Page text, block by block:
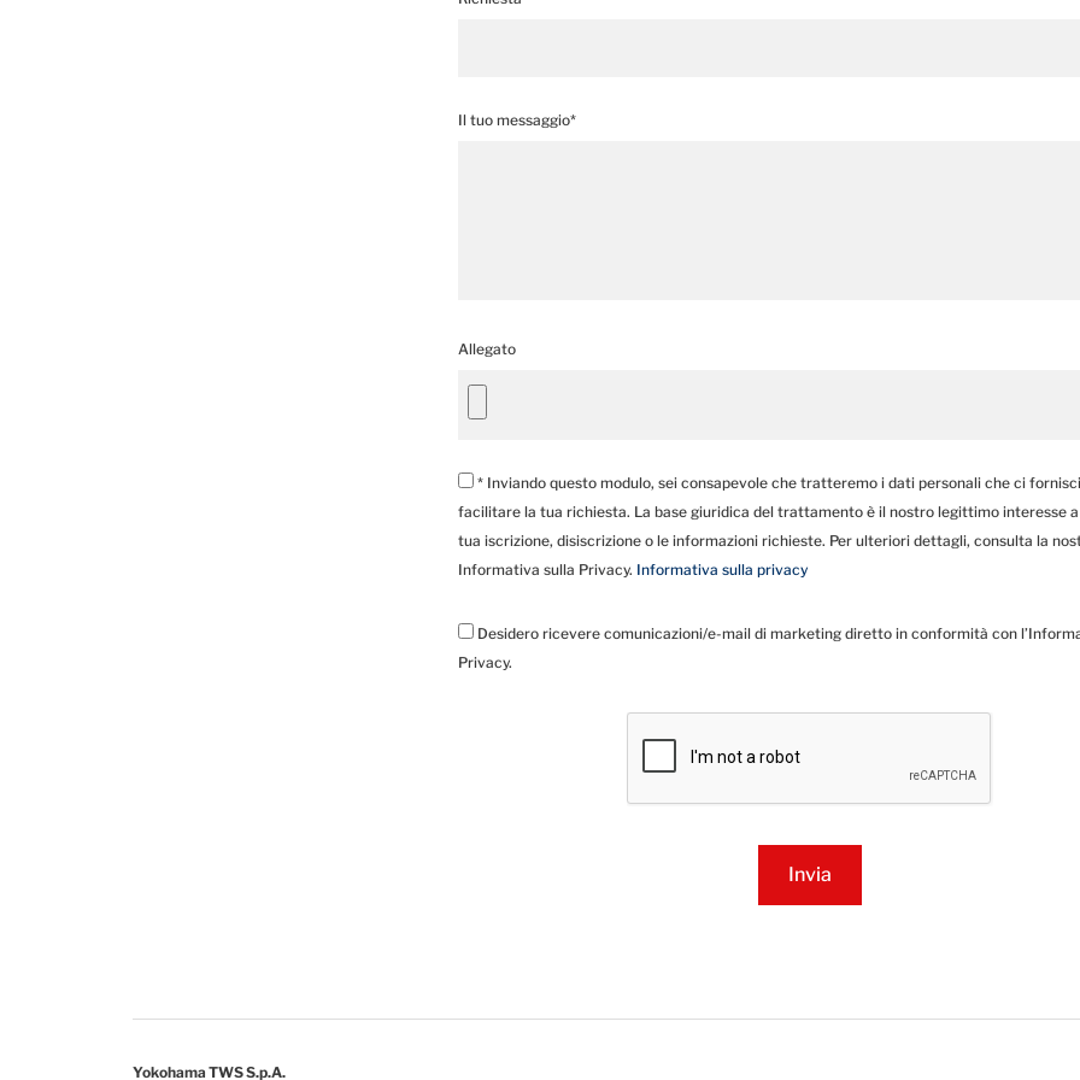
Il tuo messaggio*
Allegato
* Inviando questo modulo, sei consapevole che tratteremo i dati personali che ci
facilitare la tua richiesta. La base giuridica del trattamento è il nostro legittimo interesse
tua iscrizione, disiscrizione o le informazioni richieste. Per ulteriori dettagli, consulta la
Informativa sulla Privacy. Informativa sulla privacy
Desidero ricevere comunicazioni/e-mail di marketing diretto in conformità con
Privacy.
Yokohama TWS S.p.A.